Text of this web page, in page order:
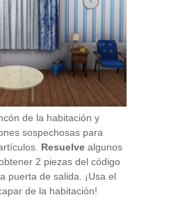
de la habitación y
sospechosas para
Resuelve algunos
2 piezas del código
puerta de salida. ¡Usa el
de la habitación!